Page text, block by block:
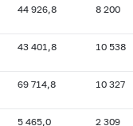
44 926,8 8 200
43 401,8 10 538
69 714,8 10 327
5 465,0 2 309